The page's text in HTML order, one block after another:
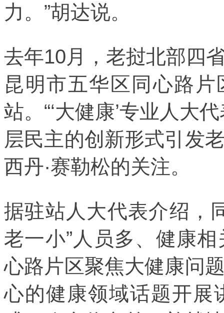
力。”胡达说。
去年10月，老挝北部四
昆明市五华区同心路片
站。“‘大健康’专业人大
层民主的创新形式引发
西丹·赛勒松的关注。
据驻站人大代表介绍，
老一小”人员多、健康
心路片区聚焦大健康问
心的健康领域话题开展